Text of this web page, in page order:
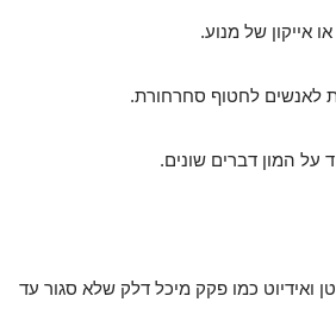
אייקון של מנוע.
לאנשים לחטוף סחרחורת.
על המון דברים שונים.
ואידיוט כמו פקק מיכל דלק שלא סגור עד